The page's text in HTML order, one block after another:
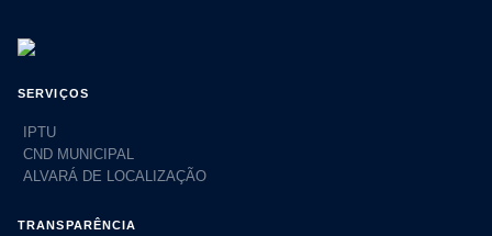
SERVIÇOS
IPTU
CND MUNICIPAL
ALVARÁ DE LOCALIZAÇÃO
TRANSPARÊNCIA